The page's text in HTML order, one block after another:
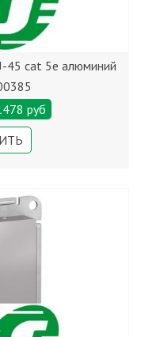
45 cat 5е алюминий
руб